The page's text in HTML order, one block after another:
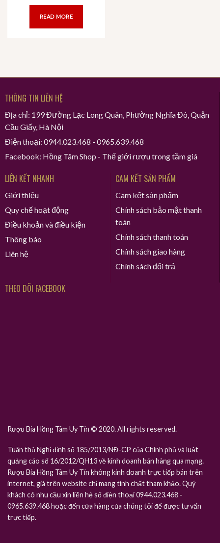
READ MORE
THÔNG TIN LIÊN HỆ
Địa chỉ: 199 Đường Lạc Long Quân, Phường Nghĩa Đô, Quận
Cầu Giấy, Hà Nội
Điện thoại: 0944.023.468 - 0965.639.468
Facebook: Hồng Tâm Shop - Thế giới rượu trong tầm giá
LIÊN KẾT NHANH
Giới thiệu
Quy chế hoạt động
Điều khoản và điều kiện
Thông báo
Liên hệ
CAM KẾT SẢN PHẨM
Cam kết sản phẩm
Chính sách bảo mật thanh
toán
Chính sách thanh toán
Chính sách giao hàng
Chính sách đổi trả
THEO DÕI FACEBOOK
Rượu Bia Hồng Tâm Uy Tín © 2020. All rights reserved.
Tuân thủ Nghị định số 185/2013/NĐ-CP của Chính phủ và luật
quảng cáo số 16/2012/QH13 về kinh doanh bán hàng qua mạng.
Rượu Bia Hồng Tâm Uy Tín không kinh doanh trực tiếp bán trên
internet, giá trên website chỉ mang tính chất tham khảo. Quý
khách có nhu cầu xin liên hệ số điện thoại 0944.023.468 -
0965.639.468 hoặc đến cửa hàng của chúng tôi để được tư vấn
trực tiếp.